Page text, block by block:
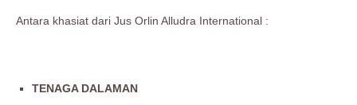
Antara khasiat dari Jus Orlin Alludra International :
TENAGA DALAMAN